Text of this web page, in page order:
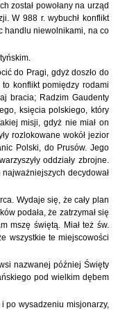
został powołany na urząd
W 988 r. wybuchł konflikt
handlu niewolnikami, na co
do Pragi, gdyż doszło do
konflikt pomiędzy rodami
bracia; Radzim Gaudenty
księcia polskiego, który
misji, gdyż nie miał on
rozlokowane wokół jezior
Polski, do Prusów. Jego
oddziały zbrojne.
decydował
Wydaje się, że cały plan
podała, że zatrzymał się
mszę świętą. Miał też św.
wszystkie te miejscowości
nazwanej później Święty
pod wielkim dębem
po wysadzeniu misjonarzy,